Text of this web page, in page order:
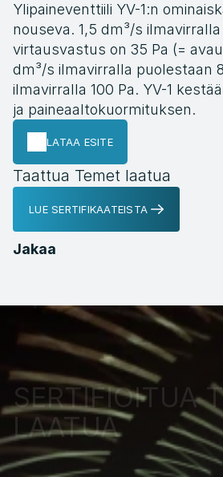
Ylipaineventtiili YV-1:n
nouseva. 1,5 dm³/s ilmavirralla
virtausvastus on 35 Pa (=
dm³/s ilmavirralla puolestaan
ilmavirralla 100 Pa. YV-1
ja paineaaltokuormituksen.
LATAA ESITE
Taattua Temet laatua
LUE SERTIFIKAATEISTA
Jakaa
SERTIFIOITUA
LAATUA